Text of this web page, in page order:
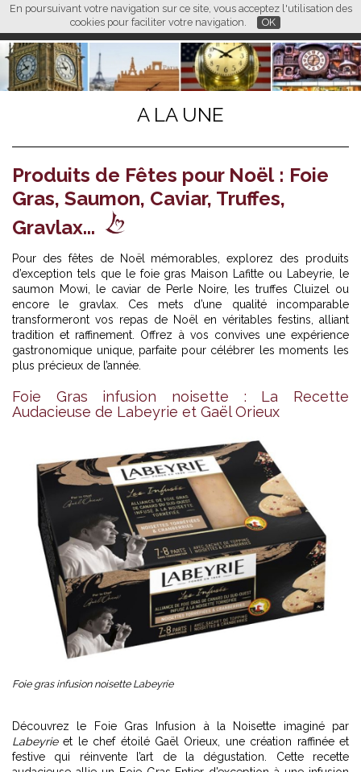
En poursuivant votre navigation sur ce site, vous acceptez l'utilisation des
cookies pour faciliter votre navigation.
OK
FR EN CN
L M
A LA UNE
Produits de Fêtes pour Noël : Foie
Gras, Saumon, Caviar, Truffes,
Gravlax...
Pour des fêtes de Noël mémorables, explorez des produits
d’exception tels que le foie gras Maison Lafitte ou Labeyrie, le
saumon Mowi, le caviar de Perle Noire, les truffes Cluizel ou
encore le gravlax. Ces mets d’une qualité incomparable
transformeront vos repas de Noël en véritables festins, alliant
tradition et raffinement. Offrez à vos convives une expérience
gastronomique unique, parfaite pour célébrer les moments les
plus précieux de l’année.
Foie Gras infusion noisette : La Recette
Audacieuse de Labeyrie et Gaël Orieux
Foie gras infusion noisette Labeyrie
Découvrez le Foie Gras Infusion à la Noisette imaginé par
Labeyrieet le chef étoilé Gaël Orieux, une création raffinée et
festive qui réinvente l’art de la dégustation. Cette recette